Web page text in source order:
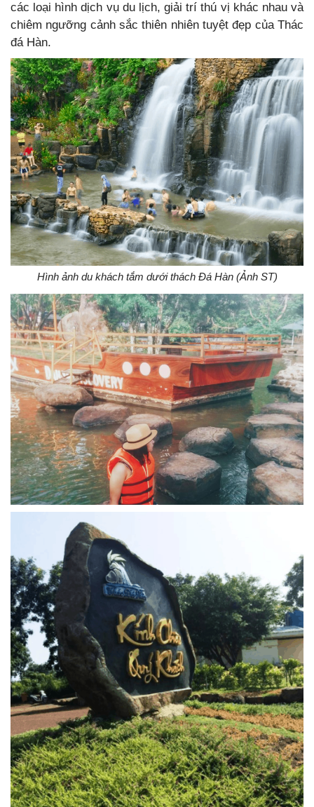
các loại hình dịch vụ du lịch, giải trí thú vị khác nhau và
chiêm ngưỡng cảnh sắc thiên nhiên tuyệt đẹp của Thác
đá Hàn.
Hình ảnh du khách tắm dưới thách Đá Hàn (Ảnh ST)